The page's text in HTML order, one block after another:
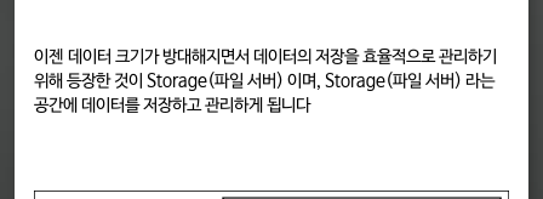
이젠 데이터 크기가 방대해지면서 데이터의 저장을 효율적으로 관리하기
위해 등장한 것이 Storage(파일 서버) 이며, Storage(파일 서버) 라는
공간에 데이터를 저장하고 관리하게 됩니다